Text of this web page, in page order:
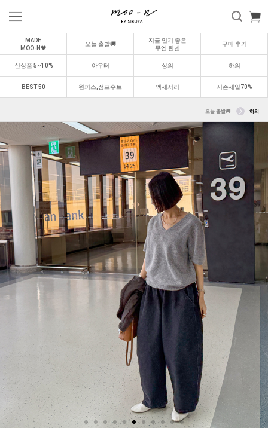
MADE
MOO-N🖤
오늘 출발🚚
지금 입기 좋은
무엔 린넨
구매 후기
신상품 5~10% 아우터 상의 하의
BEST 50 원피스,점프수트 액세서리 시즌세일70%
오늘 출발🚚 하의